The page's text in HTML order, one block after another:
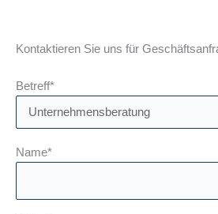
Kontaktieren Sie uns für
Betreff*
Name*